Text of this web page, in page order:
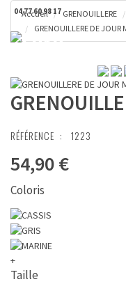
04 77 60 98 17
Accueil GRENOUILLERE
GRENOUILLERE DE JOUR
RÉFÉRENCE : 1223
54,90 €
Coloris
+
Taille